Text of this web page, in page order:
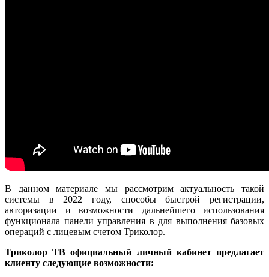
В данном материале мы рассмотрим актуальность такой
системы в 2022 году, способы быстрой регистрации,
авторизации и возможности дальнейшего использования
функционала панели управления в для выполнения базовых
операций с лицевым счетом Триколор.
Триколор ТВ официальный личный кабинет предлагает
клиенту следующие возможности: